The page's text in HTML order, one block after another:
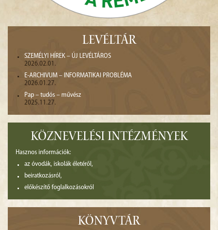
LEVÉLTÁR
SZEMÉLYI HÍREK – ÚJ LEVÉLTÁROS
2026.02.01.
E-ARCHIVUM – INFORMATIKAI PROBLÉMA
2026.01.27.
Pap – tudós – művész
2025.11.27.
KÖZNEVELÉSI INTÉZMÉNYEK
Hasznos információk:
az óvodák, iskolák életéről,
beiratkozásról,
előkészítő foglalkozásokról
KÖNYVTÁR